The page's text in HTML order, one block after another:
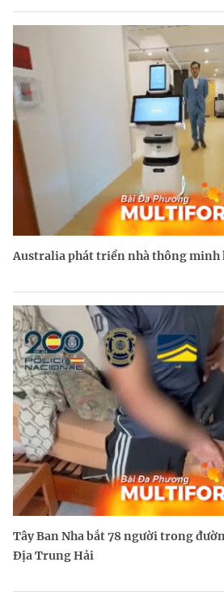
Australia phát triển nhà thông minh
Tây Ban Nha bắt 78 người trong
Địa Trung Hải